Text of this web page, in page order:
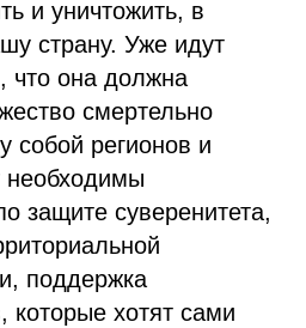
и уничтожить, в
страну. Уже идут
что она должна
смертельно
регионов и
необходимы
защите суверенитета,
поддержка
которые хотят сами